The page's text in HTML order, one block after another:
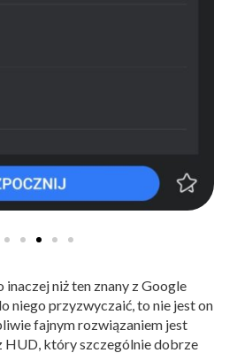
niż ten znany z Google
niego przyzwyczaić, to nie jest on
fajnym rozwiązaniem jest
HUD, który szczególnie dobrze